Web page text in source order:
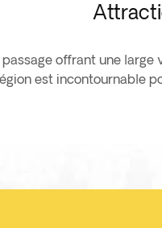
offrant une
est incontournable